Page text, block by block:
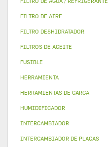
FILTRO DE AIRE
FILTRO DESHIDRATADOR
FILTROS DE ACEITE
FUSIBLE
HERRAMIENTA
HERRAMIENTAS DE CARGA
HUMIDIFICADOR
INTERCAMBIADOR
INTERCAMBIADOR DE PLACAS